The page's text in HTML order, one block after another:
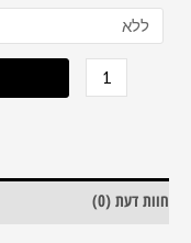
חוות דעת (0)